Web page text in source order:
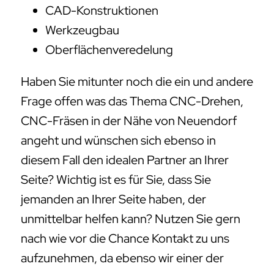
CAD-Konstruktionen
Werkzeugbau
Oberflächenveredelung
Haben Sie mitunter noch die ein und andere
Frage offen was das Thema CNC-Drehen,
CNC-Fräsen in der Nähe von Neuendorf
angeht und wünschen sich ebenso in
diesem Fall den idealen Partner an Ihrer
Seite? Wichtig ist es für Sie, dass Sie
jemanden an Ihrer Seite haben, der
unmittelbar helfen kann? Nutzen Sie gern
nach wie vor die Chance Kontakt zu uns
aufzunehmen, da ebenso wir einer der